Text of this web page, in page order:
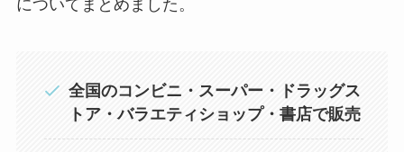
についてまとめました。
全国のコンビニ・スーパー・ドラッグス
トア・バラエティショップ・書店で販売